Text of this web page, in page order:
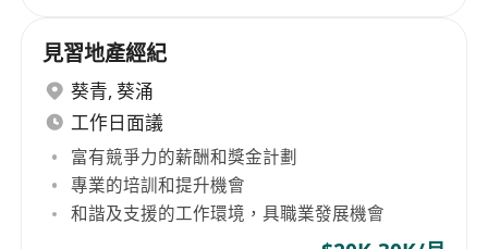
見習地產經紀
葵青, 葵涌
工作日面議
富有競爭力的薪酬和獎金計劃
專業的培訓和提升機會
和諧及支援的工作環境，具職業發展機會